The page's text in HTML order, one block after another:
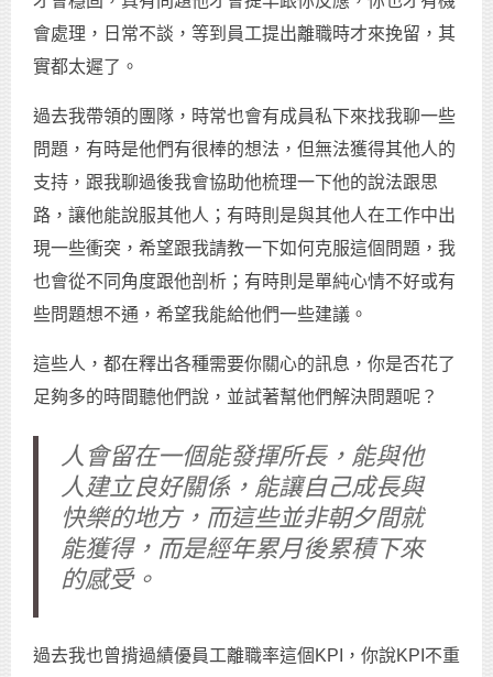
會處理，日常不談，等到員工提出離職時才來挽留，其
實都太遲了。
過去我帶領的團隊，時常也會有成員私下來找我聊一些
問題，有時是他們有很棒的想法，但無法獲得其他人的
支持，跟我聊過後我會協助他梳理一下他的說法跟思
路，讓他能說服其他人；有時則是與其他人在工作中出
現一些衝突，希望跟我請教一下如何克服這個問題，我
也會從不同角度跟他剖析；有時則是單純心情不好或有
些問題想不通，希望我能給他們一些建議。
這些人，都在釋出各種需要你關心的訊息，你是否花了
足夠多的時間聽他們說，並試著幫他們解決問題呢？
人會留在一個能發揮所長，能與他
人建立良好關係，能讓自己成長與
快樂的地方，而這些並非朝夕間就
能獲得，而是經年累月後累積下來
的感受。
過去我也曾揹過績優員工離職率這個KPI，你說KPI不重